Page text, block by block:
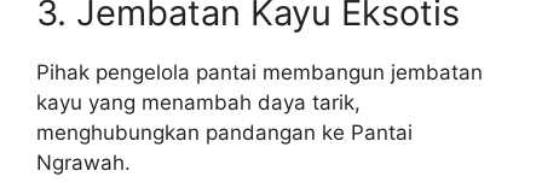
3. Jembatan Kayu Eksotis
Pihak pengelola pantai membangun jembatan
kayu yang menambah daya tarik,
menghubungkan pandangan ke Pantai
Ngrawah.